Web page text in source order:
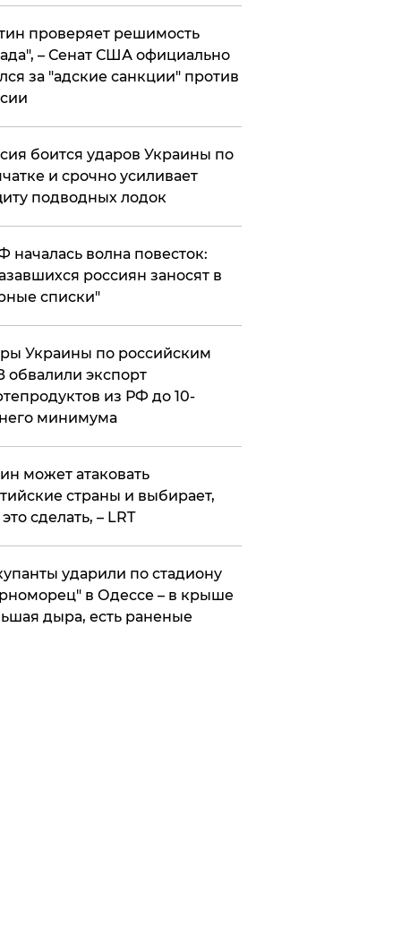
проверяет решимость
– Сенат США официально
за "адские санкции" против
боится ударов Украины по
и срочно усиливает
подводных лодок
началась волна повесток:
россиян заносят в
списки"
Украины по российским
обвалили экспорт
из РФ до 10-
минимума
может атаковать
страны и выбирает,
сделать, – LRT
ударили по стадиону
в Одессе – в крыше
дыра, есть раненые